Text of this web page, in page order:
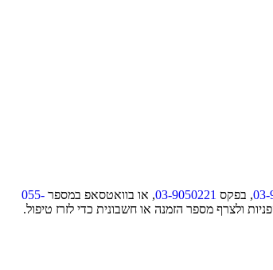
03-, בפקס 03-9050221, או בוואטסאפ במספר 055-
ולצרף מספר הזמנה או חשבונית כדי לזרז טיפול.